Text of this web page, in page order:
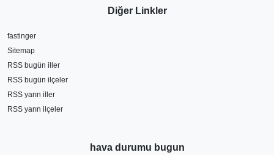
Diğer Linkler
fastinger
Sitemap
RSS bugün iller
RSS bugün ilçeler
RSS yarın iller
RSS yarın ilçeler
hava durumu bugun